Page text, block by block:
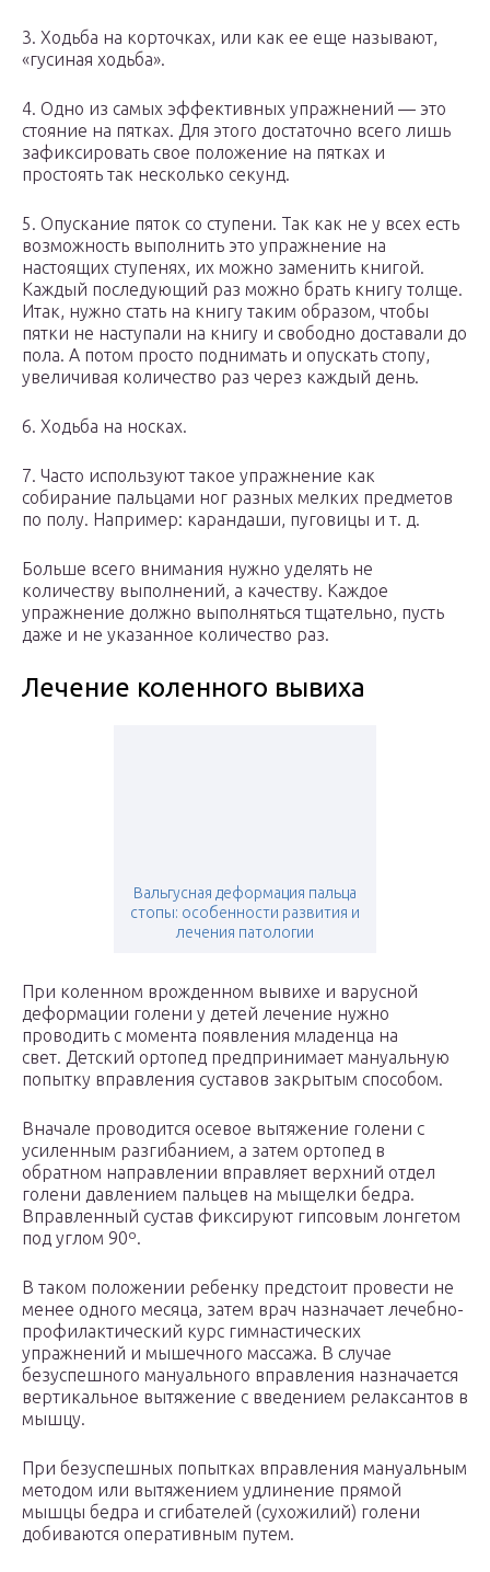
3. Ходьба на корточках, или как ее еще называют,
«гусиная ходьба».
4. Одно из самых эффективных упражнений — это
стояние на пятках. Для этого достаточно всего лишь
зафиксировать свое положение на пятках и
простоять так несколько секунд.
5. Опускание пяток со ступени. Так как не у всех есть
возможность выполнить это упражнение на
настоящих ступенях, их можно заменить книгой.
Каждый последующий раз можно брать книгу толще.
Итак, нужно стать на книгу таким образом, чтобы
пятки не наступали на книгу и свободно доставали до
пола. А потом просто поднимать и опускать стопу,
увеличивая количество раз через каждый день.
6. Ходьба на носках.
7. Часто используют такое упражнение как
собирание пальцами ног разных мелких предметов
по полу. Например: карандаши, пуговицы и т. д.
Больше всего внимания нужно уделять не
количеству выполнений, а качеству. Каждое
упражнение должно выполняться тщательно, пусть
даже и не указанное количество раз.
Лечение коленного вывиха
Вальгусная деформация пальца
стопы: особенности развития и
лечения патологии
При коленном врожденном вывихе и варусной
деформации голени у детей лечение нужно
проводить с момента появления младенца на
свет. Детский ортопед предпринимает мануальную
попытку вправления суставов закрытым способом.
Вначале проводится осевое вытяжение голени с
усиленным разгибанием, а затем ортопед в
обратном направлении вправляет верхний отдел
голени давлением пальцев на мыщелки бедра.
Вправленный сустав фиксируют гипсовым лонгетом
под углом 90º.
В таком положении ребенку предстоит провести не
менее одного месяца, затем врач назначает лечебно-
профилактический курс гимнастических
упражнений и мышечного массажа. В случае
безуспешного мануального вправления назначается
вертикальное вытяжение с введением релаксантов в
мышцу.
При безуспешных попытках вправления мануальным
методом или вытяжением удлинение прямой
мышцы бедра и сгибателей (сухожилий) голени
добиваются оперативным путем.